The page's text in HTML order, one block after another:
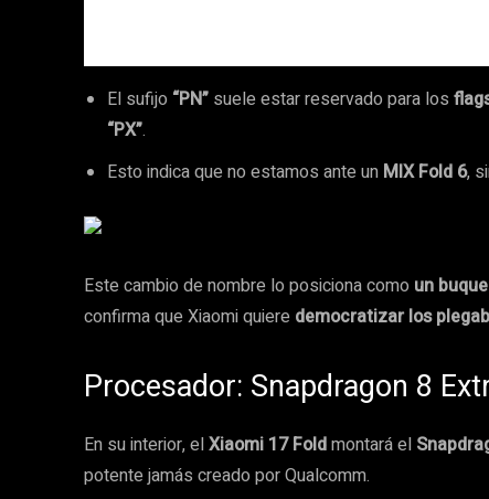
El sufijo “PN” suele estar reservado para los
“PX”.
Esto indica que no estamos ante un MIX Fold 6,
Este cambio de nombre lo posiciona como un
confirma que Xiaomi quiere democratizar los
Procesador: Snapdragon 8
En su interior, elXiaomi 17 Foldmontará el
potente jamás creado por Qualcomm.